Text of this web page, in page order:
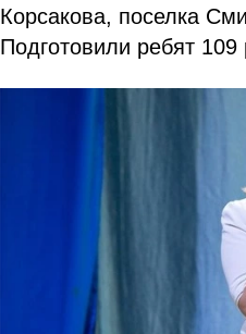
Корсакова, поселка
Подготовили ребят 109